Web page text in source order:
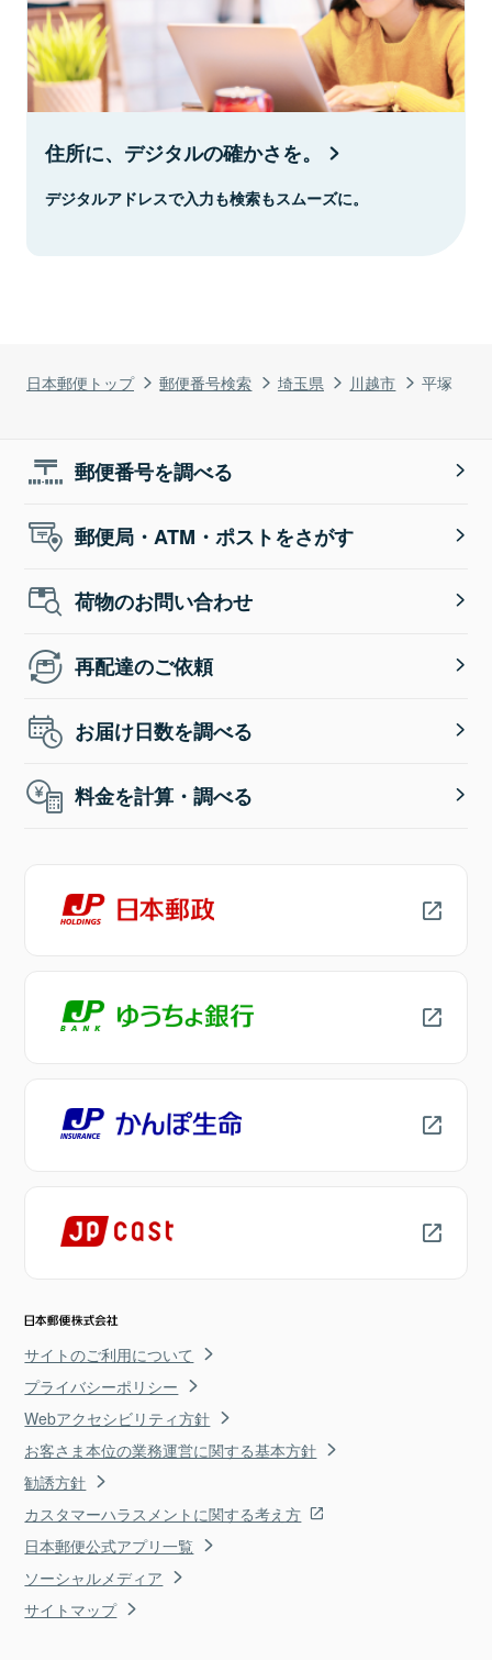
日本郵便トップ 郵便番号検索 埼玉県 川越市 平塚
住所に、デジタルの確かさを。
デジタルアドレスで入力も検索もスムーズに。
郵便番号を調べる
郵便局・ATM・ポストをさがす
荷物のお問い合わせ
再配達のご依頼
お届け日数を調べる
料金を計算・調べる
サイトのご利用について
プライバシーポリシー
Webアクセシビリティ方針
お客さま本位の業務運営に関する基本方針
勧誘方針
カスタマーハラスメントに関する考え方
日本郵便公式アプリ一覧
ソーシャルメディア
サイトマップ